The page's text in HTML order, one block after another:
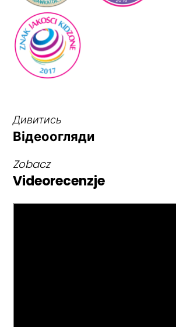
Дивитись
Відеоогляди
Zobacz
Videorecenzje